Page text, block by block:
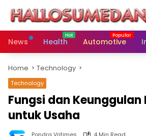
content
News
Health Automotive
Home Technology
Technology
Fungsi dan Keunggulan
untuk Usaha